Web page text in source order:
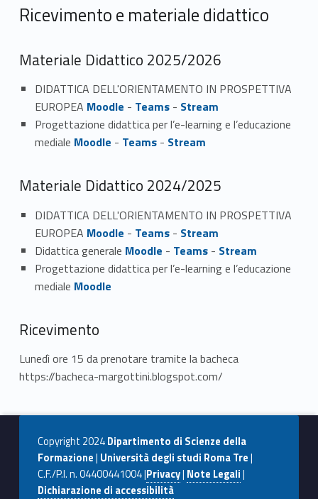
Ricevimento e materiale didattico
Materiale Didattico 2025/2026
DIDATTICA DELL'ORIENTAMENTO IN PROSPETTIVA
EUROPEA Moodle - Teams- Stream
Progettazione didattica per l’e-learning e l’educazione
mediale Moodle - Teams- Stream
Materiale Didattico 2024/2025
DIDATTICA DELL'ORIENTAMENTO IN PROSPETTIVA
EUROPEA Moodle - Teams- Stream
Didattica generale Moodle - Teams- Stream
Progettazione didattica per l’e-learning e l’educazione
mediale Moodle
Ricevimento
Lunedì ore 15 da prenotare tramite la bacheca
https://bacheca-margottini.blogspot.com/
Copyright 2024Dipartimento di Scienze della
Formazione| Università degli studi Roma Tre|
C.F./P.I. n. 04400441004 |Privacy| Note Legali|
Dichiarazione di accessibilità